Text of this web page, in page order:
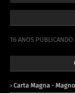
16 ANOS PUBLICANDO
Carta Magna -